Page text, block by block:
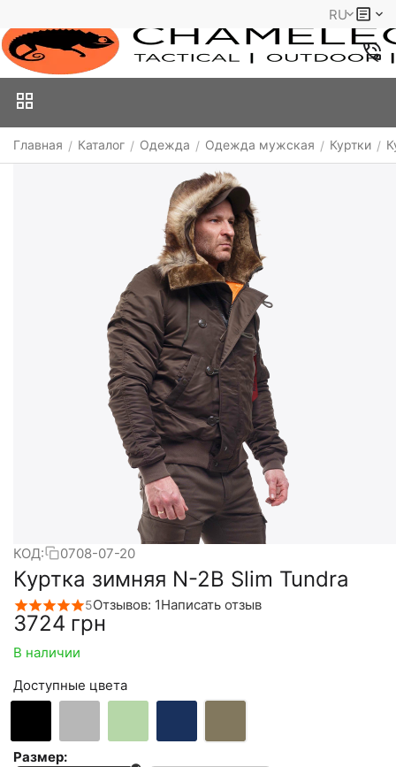
RU
Главная / Каталог / Одежда / Одежда мужская / Куртки /
КОД: 0708-07-20
Куртка зимняя N-2B Slim Tundra
5Отзывов: 1Написать отзыв
‍3724‍ грн
В наличии
Доступные цвета
Размер: